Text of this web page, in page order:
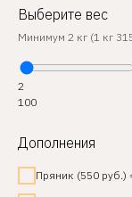
Выберите вес
Минимум 2 кг (1 кг
2
100
Дополнения
Пряник (550 руб.)